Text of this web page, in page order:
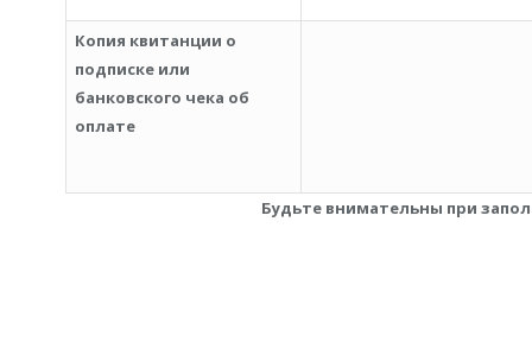
Копия квитанции о
подписке или
банковского чека об
оплате
Будьте внимательны при